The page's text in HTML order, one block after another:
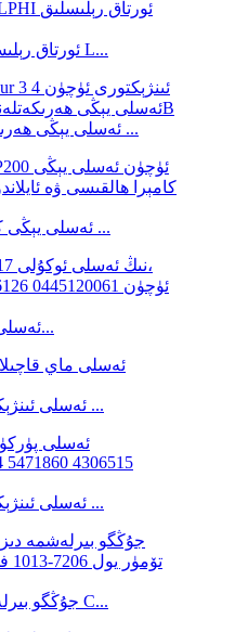
DELPHI ئورتاق رېلىسلىق ئۇچلۇق L...
DELHI ئەسلى يېڭى ھەرىكەتلەندۈرگۈچ ...
DELHI ئەسلى يېڭى كامېرا ئۈزۈكى ...
BOSCH ئەسلى ئوكۇلى 044...
Bosch ئەسلى ئىنژېكسىيە پومپىسى ...
Bosch ئەسلى ئىنژېكسىيە پومپىسى ...
جۇڭگو بىرلەشمە دىزېل ماركىسى C...